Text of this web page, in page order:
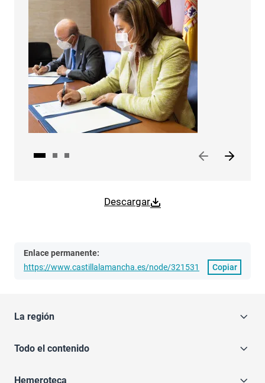
Descargar
Enlace permanente:
https://www.castillalamancha.es/node/321531
Copiar
La región
Todo el contenido
Hemeroteca